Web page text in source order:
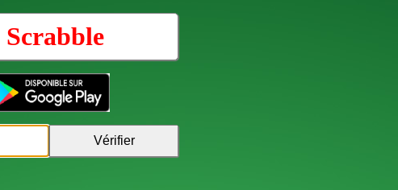
Scrabble